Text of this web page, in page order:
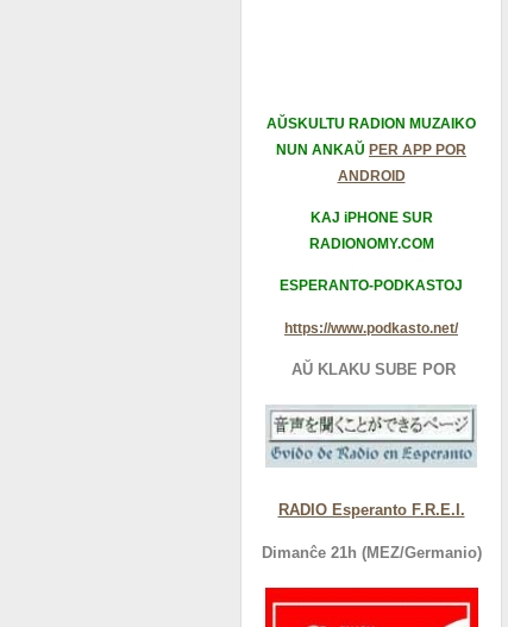
AŬSKULTU RADION MUZAIKO
NUN ANKAŬ PER APP POR
ANDROID
KAJ iPHONE SUR
RADIONOMY.COM
ESPERANTO-PODKASTOJ
https://www.podkasto.net/
AŬ KLAKU SUBE POR
RADIO Esperanto F.R.E.I.
Dimanĉe 21h (MEZ/Germanio)